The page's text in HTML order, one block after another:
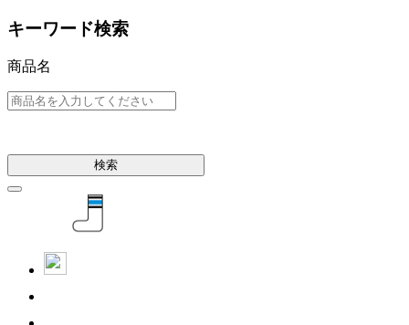
キーワード検索
商品名
検索